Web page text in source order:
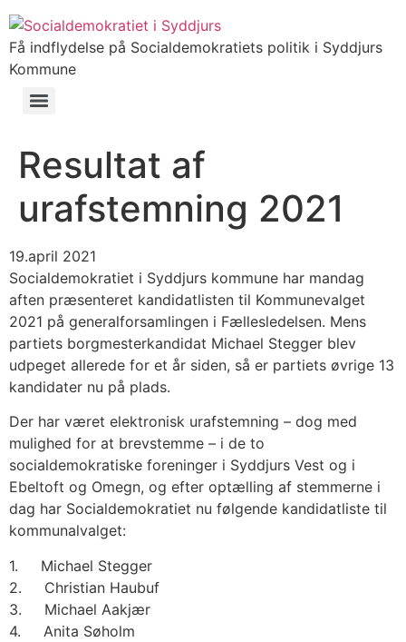
Få indflydelse på Socialdemokratiets politik i Syddjurs
Kommune
Resultat af
urafstemning 2021
19.april 2021
Socialdemokratiet i Syddjurs kommune har mandag
aften præsenteret kandidatlisten til Kommunevalget
2021 på generalforsamlingen i Fællesledelsen. Mens
partiets borgmesterkandidat Michael Stegger blev
udpeget allerede for et år siden, så er partiets øvrige 13
kandidater nu på plads.
Der har været elektronisk urafstemning – dog med
mulighed for at brevstemme – i de to
socialdemokratiske foreninger i Syddjurs Vest og i
Ebeltoft og Omegn, og efter optælling af stemmerne i
dag har Socialdemokratiet nu følgende kandidatliste til
kommunalvalget:
1. Michael Stegger
2. Christian Haubuf
3. Michael Aakjær
4. Anita Søholm